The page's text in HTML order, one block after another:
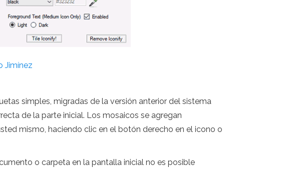
Jimínez
simples, migradas de la versión anterior del sistema
de la parte inicial. Los mosaicos se agregan
mismo, haciendo clic en el botón derecho en el icono o
o carpeta en la pantalla inicial no es posible